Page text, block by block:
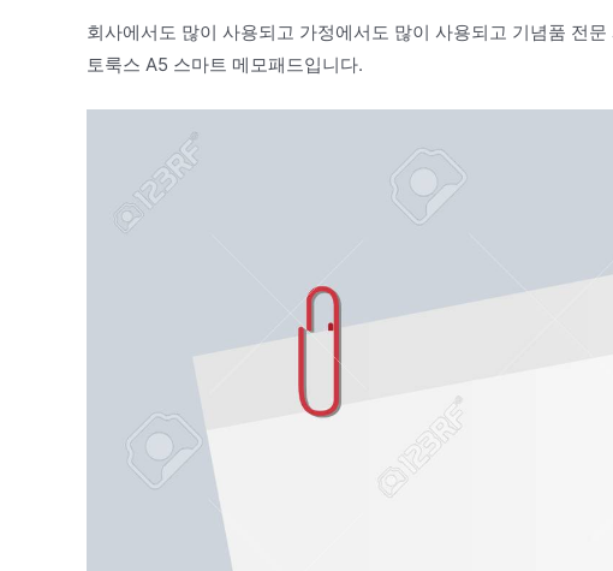
회사에서도 많이 사용되고 가정에서도 많이 사용되고 기념품 전
토룩스 A5 스마트 메모패드입니다.